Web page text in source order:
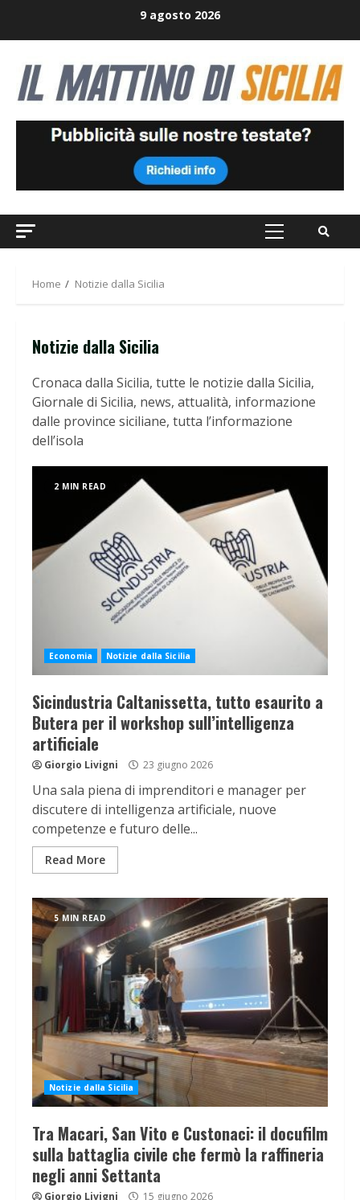
9 agosto 2026
Primary
Home Notizie dalla Sicilia
Notizie dalla Sicilia
Cronaca dalla Sicilia, tutte le notizie dalla Sicilia,
Giornale di Sicilia, news, attualità, informazione
dalle province siciliane, tutta l’informazione
dell’isola
2 MIN READ
Economia Notizie dalla Sicilia
Sicindustria Caltanissetta, tutto esaurito a
Butera per il workshop sull’intelligenza
artificiale
Giorgio Livigni 23 giugno 2026
Una sala piena di imprenditori e manager per
discutere di intelligenza artificiale, nuove
competenze e futuro delle...
Read More
5 MIN READ
Notizie dalla Sicilia
Tra Macari, San Vito e Custonaci: il docufilm
sulla battaglia civile che fermò la raffineria
negli anni Settanta
Giorgio Livigni 15 giugno 2026